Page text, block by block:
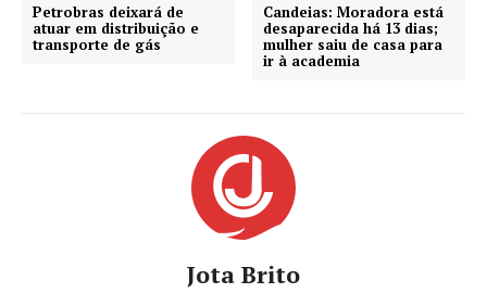
Petrobras deixará de
atuar em distribuição e
transporte de gás
Candeias: Moradora está
desaparecida há 13 dias;
mulher saiu de casa para
ir à academia
Jota Brito